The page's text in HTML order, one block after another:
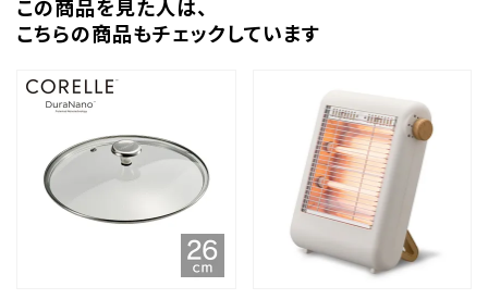
この商品を⾒た⼈は、
こちらの商品もチェックしています